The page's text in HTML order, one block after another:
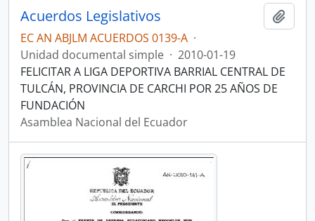
Acuerdos Legislativos
EC AN ABJLM ACUERDOS 0139-A ·
Unidad documental simple · 2010-01-19
FELICITAR A LIGA DEPORTIVA BARRIAL CENTRAL DE
TULCÁN, PROVINCIA DE CARCHI POR 25 AÑOS DE
FUNDACIÓN
Asamblea Nacional del Ecuador